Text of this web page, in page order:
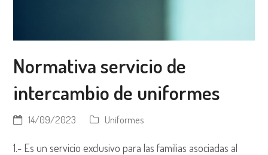
Normativa servicio de
intercambio de uniformes
14/09/2023 Uniformes
1.- Es un servicio exclusivo para las familias asociadas al